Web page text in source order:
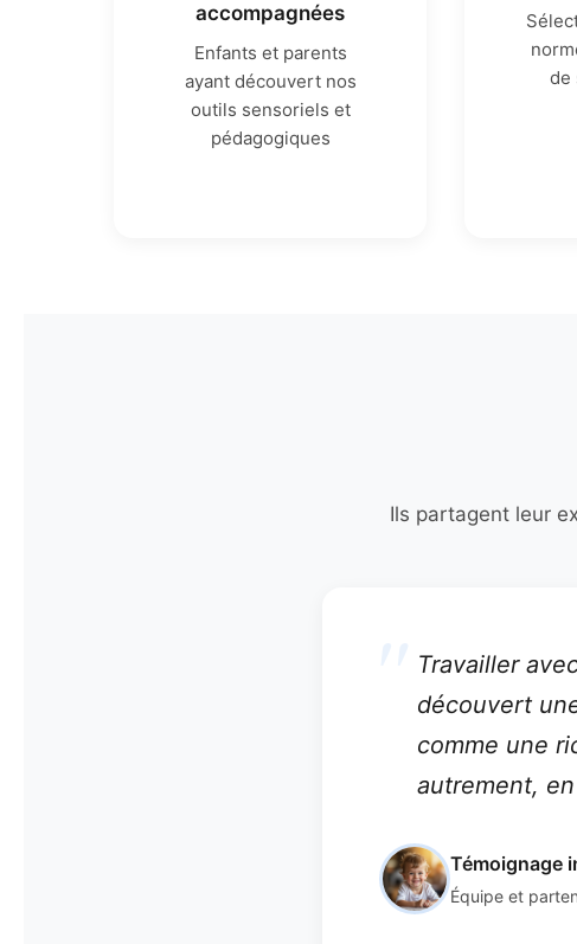
accompagnées
Enfants et parents
ayant découvert nos
outils sensoriels et
pédagogiques
de
Ils partagent leur
Travailler
découvert
comme une
autrement,
Témoignage
Équipe et